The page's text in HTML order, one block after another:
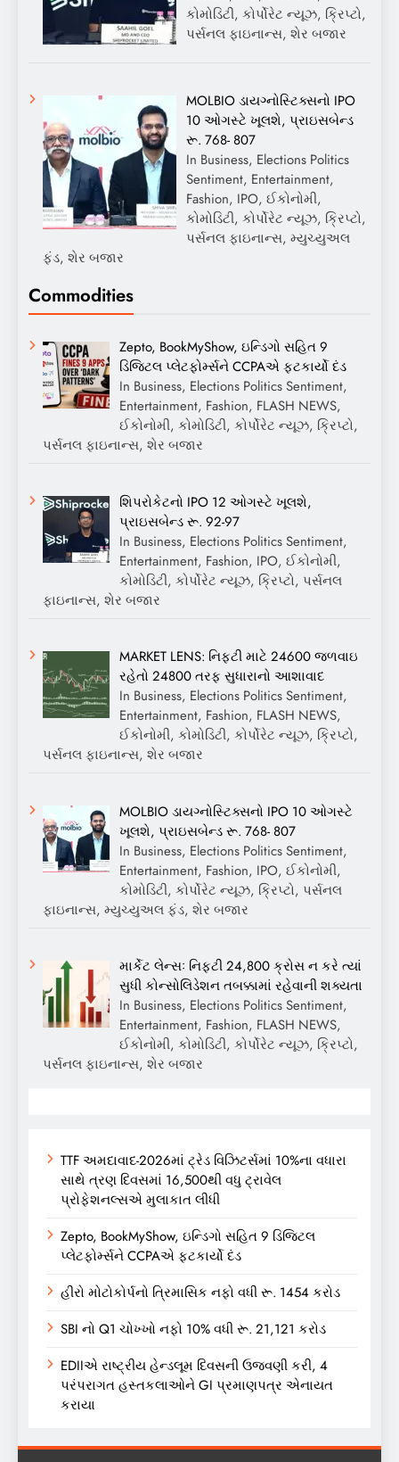
કોમોડિટી, કોર્પોરેટ ન્યૂઝ, ક્રિપ્ટો,
પર્સનલ ફાઇનાન્સ, શેર બજાર
MOLBIO ડાયગ્નોસ્ટિક્સનો IPO
10 ઓગસ્ટે ખૂલશે, પ્રાઇસબેન્ડ
રૂ. 768- 807
In Business, Elections Politics
Sentiment, Entertainment,
Fashion, IPO, ઈકોનોમી,
કોમોડિટી, કોર્પોરેટ ન્યૂઝ, ક્રિપ્ટો,
પર્સનલ ફાઇનાન્સ, મ્યુચ્યુઅલ
ફંડ, શેર બજાર
Commodities
Zepto, BookMyShow, ઇન્ડિગો સહિત 9
ડિજિટલ પ્લેટફોર્મ્સને CCPAએ ફટકાર્યો દંડ
In Business, Elections Politics Sentiment,
Entertainment, Fashion, FLASH NEWS,
ઈકોનોમી, કોમોડિટી, કોર્પોરેટ ન્યૂઝ, ક્રિપ્ટો,
પર્સનલ ફાઇનાન્સ, શેર બજાર
શિપરોકેટનો IPO 12 ઓગસ્ટે ખૂલશે,
પ્રાઇસબેન્ડ રૂ. 92-97
In Business, Elections Politics Sentiment,
Entertainment, Fashion, IPO, ઈકોનોમી,
કોમોડિટી, કોર્પોરેટ ન્યૂઝ, ક્રિપ્ટો, પર્સનલ
ફાઇનાન્સ, શેર બજાર
MARKET LENS: નિફ્ટી માટે 24600 જળવાઇ
રહેતો 24800 તરફ સુધારાનો આશાવાદ
In Business, Elections Politics Sentiment,
Entertainment, Fashion, FLASH NEWS,
ઈકોનોમી, કોમોડિટી, કોર્પોરેટ ન્યૂઝ, ક્રિપ્ટો,
પર્સનલ ફાઇનાન્સ, શેર બજાર
MOLBIO ડાયગ્નોસ્ટિક્સનો IPO 10 ઓગસ્ટે
ખૂલશે, પ્રાઇસબેન્ડ રૂ. 768- 807
In Business, Elections Politics Sentiment,
Entertainment, Fashion, IPO, ઈકોનોમી,
કોમોડિટી, કોર્પોરેટ ન્યૂઝ, ક્રિપ્ટો, પર્સનલ
ફાઇનાન્સ, મ્યુચ્યુઅલ ફંડ, શેર બજાર
માર્કેટ લેન્સઃ નિફ્ટી 24,800 ક્રોસ ન કરે ત્યાં
સુધી કોન્સોલિડેશન તબક્કામાં રહેવાની શક્યતા
In Business, Elections Politics Sentiment,
Entertainment, Fashion, FLASH NEWS,
ઈકોનોમી, કોમોડિટી, કોર્પોરેટ ન્યૂઝ, ક્રિપ્ટો,
પર્સનલ ફાઇનાન્સ, શેર બજાર
TTF અમદાવાદ-2026માં ટ્રેડ વિઝિટર્સમાં 10%ના વધારા
સાથે ત્રણ દિવસમાં 16,500થી વધુ ટ્રાવેલ
પ્રોફેશનલ્સએ મુલાકાત લીધી
Zepto, BookMyShow, ઇન્ડિગો સહિત 9 ડિજિટલ
પ્લેટફોર્મ્સને CCPAએ ફટકાર્યો દંડ
હીરો મોટોકોર્પનો ત્રિમાસિક નફો વધી રૂ. 1454 કરોડ
SBI નો Q1 ચોખ્ખો નફો 10% વધી રૂ. 21,121 કરોડ
EDIIએ રાષ્ટ્રીય હેન્ડલૂમ દિવસની ઉજવણી કરી, 4
પરંપરાગત હસ્તકલાઓને GI પ્રમાણપત્ર એનાયત
કરાયા